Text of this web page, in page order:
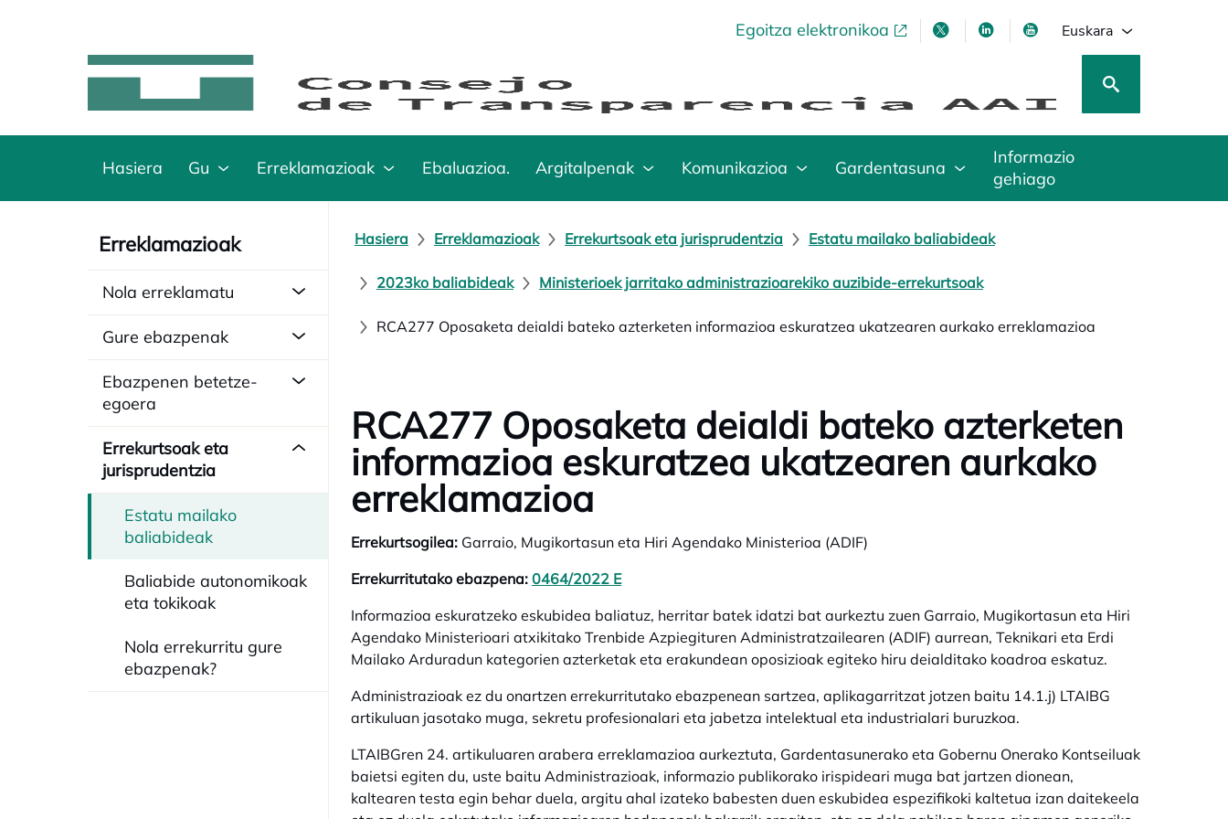
Egoitza elektronikoaopens in a new tabopens in a new tab
opens in a new tab
opens in a new tab
Euskara
Hasiera Gu Erreklamazioak Ebaluazioa. Argitalpenak Komunikazioa Gardentasuna
Informazio
gehiago
Erreklamazioak
Nola erreklamatu
Gure ebazpenak
Ebazpenen betetze-
egoera
Errekurtsoak eta
jurisprudentzia
Estatu mailako
baliabideak
Baliabide autonomikoak
eta tokikoak
Nola errekurritu gure
ebazpenak?
Hasiera Erreklamazioak Errekurtsoak eta jurisprudentzia Estatu mailako baliabideak
2023ko baliabideak Ministerioek jarritako administrazioarekiko auzibide-errekurtsoak
RCA277 Oposaketa deialdi bateko azterketen informazioa eskuratzea ukatzearen aurkako erreklamazioa
RCA277 Oposaketa deialdi bateko azterketen
informazioa eskuratzea ukatzearen aurkako
erreklamazioa
Errekurtsogilea: Garraio, Mugikortasun eta Hiri Agendako Ministerioa (ADIF)
Errekurritutako ebazpena: 0464/2022 Eopens in a new tab
Informazioa eskuratzeko eskubidea baliatuz, herritar batek idatzi bat aurkeztu zuen Garraio, Mugikortasun eta Hiri
Agendako Ministerioari atxikitako Trenbide Azpiegituren Administratzailearen (ADIF) aurrean, Teknikari eta Erdi
Mailako Arduradun kategorien azterketak eta erakundean oposizioak egiteko hiru deialditako koadroa eskatuz.
Administrazioak ez du onartzen errekurritutako ebazpenean sartzea, aplikagarritzat jotzen baitu 14.1.j) LTAIBG
artikuluan jasotako muga, sekretu profesionalari eta jabetza intelektual eta industrialari buruzkoa.
LTAIBGren 24. artikuluaren arabera erreklamazioa aurkeztuta, Gardentasunerako eta Gobernu Onerako Kontseiluak
baietsi egiten du, uste baitu Administrazioak, informazio publikorako irispideari muga bat jartzen dionean,
kaltearen testa egin behar duela, argitu ahal izateko babesten duen eskubidea espezifikoki kaltetua izan daitekeela